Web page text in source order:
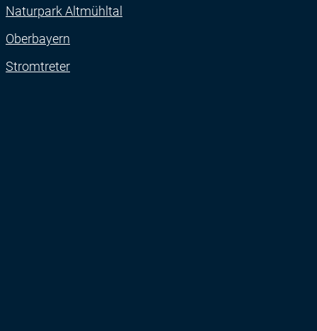
Naturpark Altmühltal
Oberbayern
Stromtreter